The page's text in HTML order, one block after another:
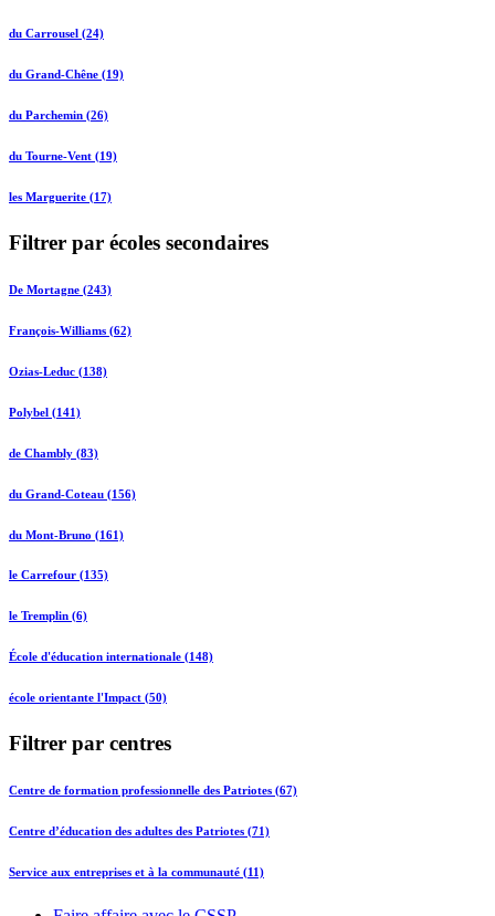
du Carrousel (24)
du Grand-Chêne (19)
du Parchemin (26)
du Tourne-Vent (19)
les Marguerite (17)
Filtrer par écoles secondaires
De Mortagne (243)
François-Williams (62)
Ozias-Leduc (138)
Polybel (141)
de Chambly (83)
du Grand-Coteau (156)
du Mont-Bruno (161)
le Carrefour (135)
le Tremplin (6)
École d'éducation internationale (148)
école orientante l'Impact (50)
Filtrer par centres
Centre de formation professionnelle des Patriotes (67)
Centre d’éducation des adultes des Patriotes (71)
Service aux entreprises et à la communauté (11)